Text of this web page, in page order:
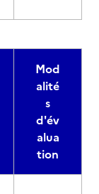
Mod
alité
s
d'év
alua
tion